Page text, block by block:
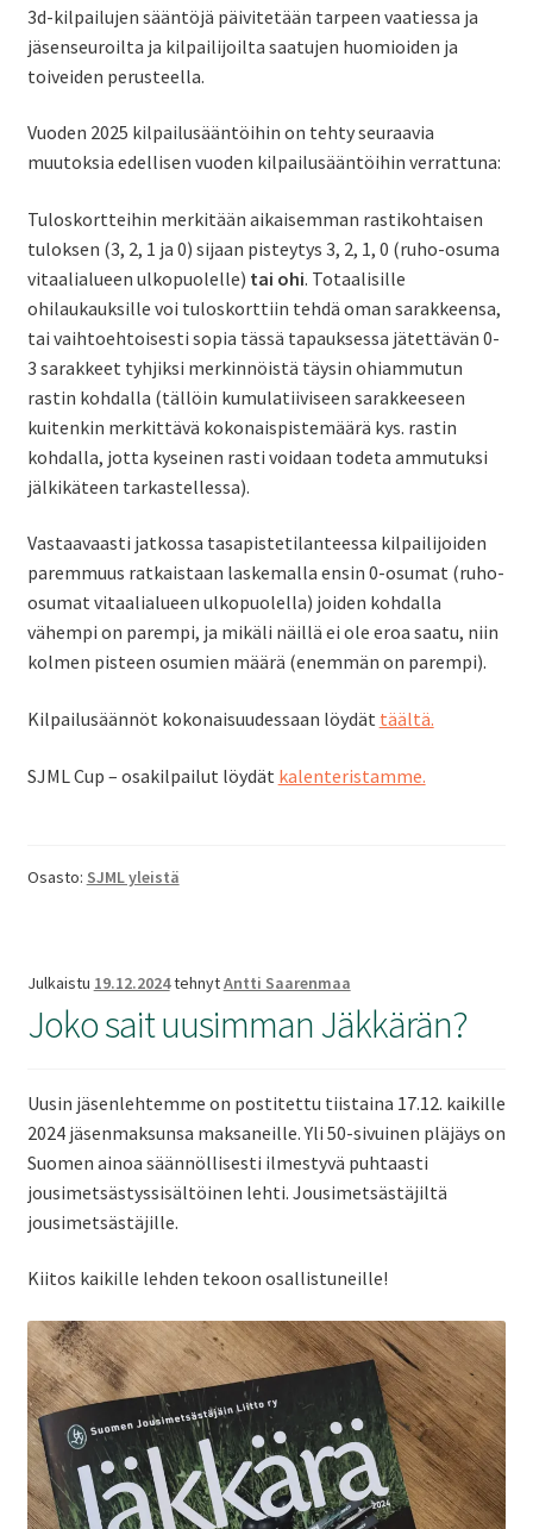
3d-kilpailujen sääntöjä päivitetään tarpeen vaatiessa ja
jäsenseuroilta ja kilpailijoilta saatujen huomioiden ja
toiveiden perusteella.
Vuoden 2025 kilpailusääntöihin on tehty seuraavia
muutoksia edellisen vuoden kilpailusääntöihin verrattuna:
Tuloskortteihin merkitään aikaisemman rastikohtaisen
tuloksen (3, 2, 1 ja 0) sijaan pisteytys 3, 2, 1, 0 (ruho-osuma
vitaalialueen ulkopuolelle) tai ohi. Totaalisille
ohilaukauksille voi tuloskorttiin tehdä oman sarakkeensa,
tai vaihtoehtoisesti sopia tässä tapauksessa jätettävän 0-
3 sarakkeet tyhjiksi merkinnöistä täysin ohiammutun
rastin kohdalla (tällöin kumulatiiviseen sarakkeeseen
kuitenkin merkittävä kokonaispistemäärä kys. rastin
kohdalla, jotta kyseinen rasti voidaan todeta ammutuksi
jälkikäteen tarkastellessa).
Vastaavaasti jatkossa tasapistetilanteessa kilpailijoiden
paremmuus ratkaistaan laskemalla ensin 0-osumat (ruho-
osumat vitaalialueen ulkopuolella) joiden kohdalla
vähempi on parempi, ja mikäli näillä ei ole eroa saatu, niin
kolmen pisteen osumien määrä (enemmän on parempi).
Kilpailusäännöt kokonaisuudessaan löydät täältä.
SJML Cup – osakilpailut löydät kalenteristamme.
Osasto: SJML yleistä
Julkaistu 19.12.2024tehnytAntti Saarenmaa
Joko sait uusimman Jäkkärän?
Uusin jäsenlehtemme on postitettu tiistaina 17.12. kaikille
2024 jäsenmaksunsa maksaneille. Yli 50-sivuinen pläjäys on
Suomen ainoa säännöllisesti ilmestyvä puhtaasti
jousimetsästyssisältöinen lehti. Jousimetsästäjiltä
jousimetsästäjille.
Kiitos kaikille lehden tekoon osallistuneille!